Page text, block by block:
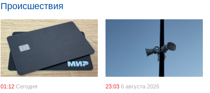
Происшествия
01:12 Сегодня 23:03 6 августа 2026